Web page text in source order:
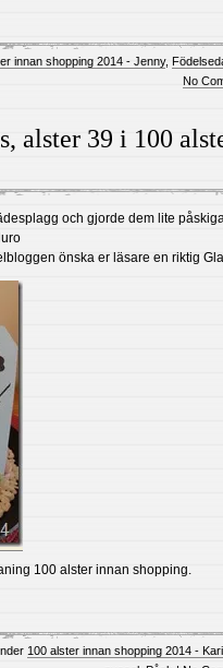
innan shopping 2014 - Jenny,
No
alster 39 i 100
och gjorde dem lite
önska er läsare en riktig
100 alster innan shopping.
100 alster innan shopping 2014 -